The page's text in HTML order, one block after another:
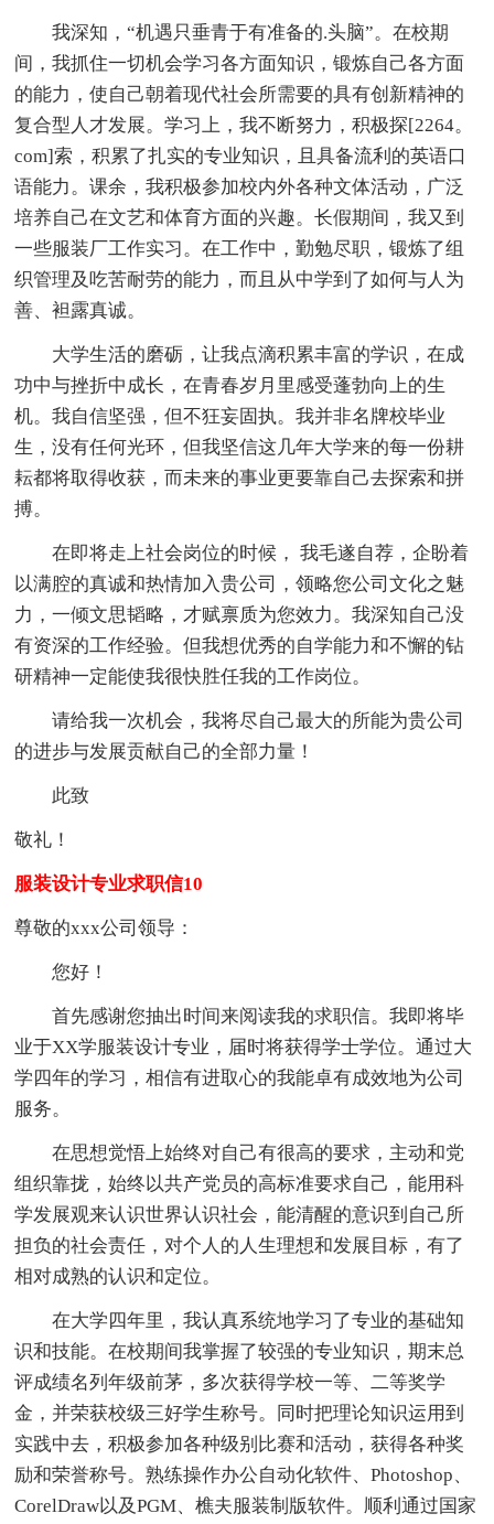
我深知，“机遇只垂青于有准备的.头脑”。在校期
间，我抓住一切机会学习各方面知识，锻炼自己各方面
的能力，使自己朝着现代社会所需要的具有创新精神的
复合型人才发展。学习上，我不断努力，积极探[2264。
com]索，积累了扎实的专业知识，且具备流利的英语口
语能力。课余，我积极参加校内外各种文体活动，广泛
培养自己在文艺和体育方面的兴趣。长假期间，我又到
一些服装厂工作实习。在工作中，勤勉尽职，锻炼了组
织管理及吃苦耐劳的能力，而且从中学到了如何与人为
善、袒露真诚。
大学生活的磨砺，让我点滴积累丰富的学识，在成
功中与挫折中成长，在青春岁月里感受蓬勃向上的生
机。我自信坚强，但不狂妄固执。我并非名牌校毕业
生，没有任何光环，但我坚信这几年大学来的每一份耕
耘都将取得收获，而未来的事业更要靠自己去探索和拼
搏。
在即将走上社会岗位的时候， 我毛遂自荐，企盼着
以满腔的真诚和热情加入贵公司，领略您公司文化之魅
力，一倾文思韬略，才赋禀质为您效力。我深知自己没
有资深的工作经验。但我想优秀的自学能力和不懈的钻
研精神一定能使我很快胜任我的工作岗位。
请给我一次机会，我将尽自己最大的所能为贵公司
的进步与发展贡献自己的全部力量！
此致
敬礼！
服装设计专业求职信10
尊敬的xxx公司领导：
您好！
首先感谢您抽出时间来阅读我的求职信。我即将毕
业于XX学服装设计专业，届时将获得学士学位。通过大
学四年的学习，相信有进取心的我能卓有成效地为公司
服务。
在思想觉悟上始终对自己有很高的要求，主动和党
组织靠拢，始终以共产党员的高标准要求自己，能用科
学发展观来认识世界认识社会，能清醒的意识到自己所
担负的社会责任，对个人的人生理想和发展目标，有了
相对成熟的认识和定位。
在大学四年里，我认真系统地学习了专业的基础知
识和技能。在校期间我掌握了较强的专业知识，期末总
评成绩名列年级前茅，多次获得学校一等、二等奖学
金，并荣获校级三好学生称号。同时把理论知识运用到
实践中去，积极参加各种级别比赛和活动，获得各种奖
励和荣誉称号。熟练操作办公自动化软件、Photoshop、
CorelDraw以及PGM、樵夫服装制版软件。顺利通过国家